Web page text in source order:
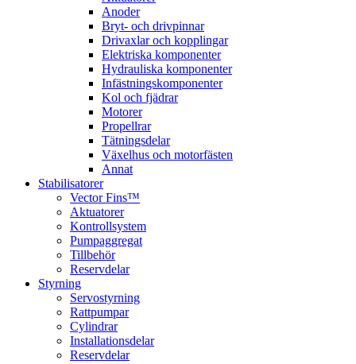
Anoder
Bryt- och drivpinnar
Drivaxlar och kopplingar
Elektriska komponenter
Hydrauliska komponenter
Infästningskomponenter
Kol och fjädrar
Motorer
Propellrar
Tätningsdelar
Växelhus och motorfästen
Annat
Stabilisatorer
Vector Fins™
Aktuatorer
Kontrollsystem
Pumpaggregat
Tillbehör
Reservdelar
Styrning
Servostyrning
Rattpumpar
Cylindrar
Installationsdelar
Reservdelar